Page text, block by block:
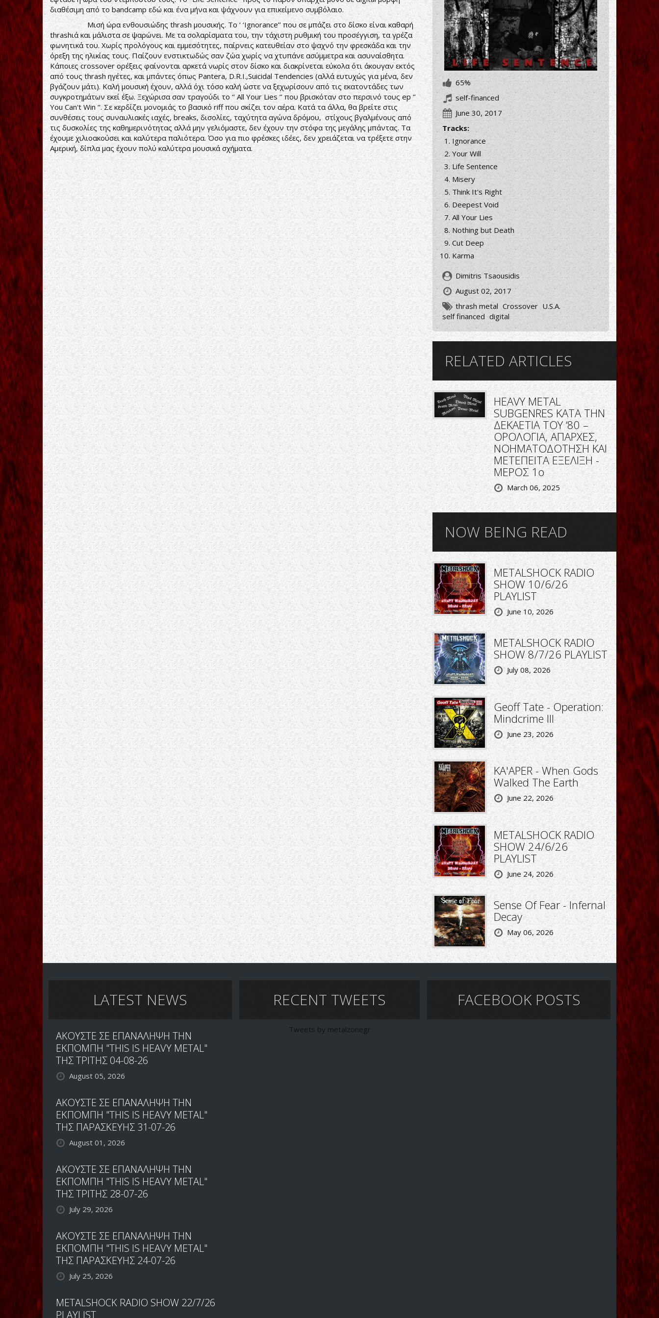
διαθέσιμη από το bandcamp εδώ και ένα μήνα και ψάχνουν για επικείμενο συμβόλαιο.
Μισή ώρα ενθουσιώδης thrash μουσικής. Το ‘ ‘Ignorance’’ που σε μπάζει στο δίσκο είναι καθαρή
thrashιά και μάλιστα σε ψαρώνει. Με τα σολαρίσματα του, την τάχιστη ρυθμική του προσέγγιση, τα γρέζα
φωνητικά του. Χωρίς προλόγους και εμμεσότητες, παίρνεις κατευθείαν στο ψαχνό την φρεσκάδα και την
όρεξη της ηλικίας τους. Παίζουν ενστικτωδώς σαν ζώα χωρίς να χτυπάνε ασύμμετρα και ασυναίσθητα.
Κάποιες crossover ορέξεις φαίνονται αρκετά νωρίς στον δίσκο και διακρίνεται εύκολα ότι άκουγαν εκτός
από τους thrash ηγέτες, και μπάντες όπως Pantera, D.R.I.,Suicidal Tendencies (αλλά ευτυχώς για μένα, δεν
βγάζουν μάτι). Καλή μουσική έχουν, αλλά όχι τόσο καλή ώστε να ξεχωρίσουν από τις εκατοντάδες των
συγκροτημάτων εκεί έξω. Ξεχώρισα σαν τραγούδι το ‘’ All Your Lies ‘’ που βρισκόταν στο περσινό τους ep ‘’
You Can't Win ‘’. Σε κερδίζει μονομιάς το βασικό riff που σκίζει τον αέρα. Κατά τα άλλα, θα βρείτε στις
συνθέσεις τους συναυλιακές ιαχές, breaks, δισολίες, ταχύτητα αγώνα δρόμου, στίχους βγαλμένους από
τις δυσκολίες της καθημερινότητας αλλά μην γελιόμαστε, δεν έχουν την στόφα της μεγάλης μπάντας. Τα
έχουμε χιλιοακούσει και καλύτερα παλιότερα. Όσο για πιο φρέσκες ιδέες, δεν χρειάζεται να τρέξετε στην
Αμερική, δίπλα μας έχουν πολύ καλύτερα μουσικά σχήματα.
65%
self-financed
June 30, 2017
Tracks:
Ignorance
Your Will
Life Sentence
Misery
Think It's Right
Deepest Void
All Your Lies
Nothing but Death
Cut Deep
Karma
Dimitris Tsaousidis
August 02, 2017
thrash metal Crossover U.S.A.
self financed digital
RELATED ARTICLES
HEAVY METAL
SUBGENRES ΚΑΤΑ ΤΗΝ
ΔΕΚΑΕΤΙΑ ΤΟΥ ‘80 –
ΟΡΟΛΟΓΙΑ, ΑΠΑΡΧΕΣ,
ΝΟΗΜΑΤΟΔΟΤΗΣΗ ΚΑΙ
ΜΕΤΕΠΕΙΤΑ ΕΞΕΛΙΞΗ -
ΜΕΡΟΣ 1ο
March 06, 2025
NOW BEING READ
METALSHOCK RADIO
SHOW 10/6/26
PLAYLIST
June 10, 2026
METALSHOCK RADIO
SHOW 8/7/26 PLAYLIST
July 08, 2026
Geoff Tate - Operation:
Mindcrime III
June 23, 2026
KA'APER - When Gods
Walked The Earth
June 22, 2026
METALSHOCK RADIO
SHOW 24/6/26
PLAYLIST
June 24, 2026
Sense Of Fear - Infernal
Decay
May 06, 2026
LATEST NEWS
ΑΚΟΥΣΤΕ ΣΕ ΕΠΑΝΑΛΗΨΗ ΤΗΝ
ΕΚΠΟΜΠΗ "THIS IS HEAVY METAL"
ΤΗΣ ΤΡΙΤΗΣ 04-08-26
August 05, 2026
ΑΚΟΥΣΤΕ ΣΕ ΕΠΑΝΑΛΗΨΗ ΤΗΝ
ΕΚΠΟΜΠΗ "THIS IS HEAVY METAL"
ΤΗΣ ΠΑΡΑΣΚΕΥΗΣ 31-07-26
August 01, 2026
ΑΚΟΥΣΤΕ ΣΕ ΕΠΑΝΑΛΗΨΗ ΤΗΝ
ΕΚΠΟΜΠΗ "THIS IS HEAVY METAL"
ΤΗΣ ΤΡΙΤΗΣ 28-07-26
July 29, 2026
ΑΚΟΥΣΤΕ ΣΕ ΕΠΑΝΑΛΗΨΗ ΤΗΝ
ΕΚΠΟΜΠΗ "THIS IS HEAVY METAL"
ΤΗΣ ΠΑΡΑΣΚΕΥΗΣ 24-07-26
July 25, 2026
METALSHOCK RADIO SHOW 22/7/26
PLAYLIST
RECENT TWEETS
Tweets by metalzonegr
FACEBOOK POSTS